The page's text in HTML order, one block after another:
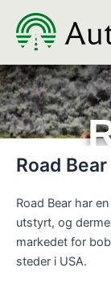
rett
innholdet
Road
Road Bear har
utstyrt, og
markedet for
steder i USA.